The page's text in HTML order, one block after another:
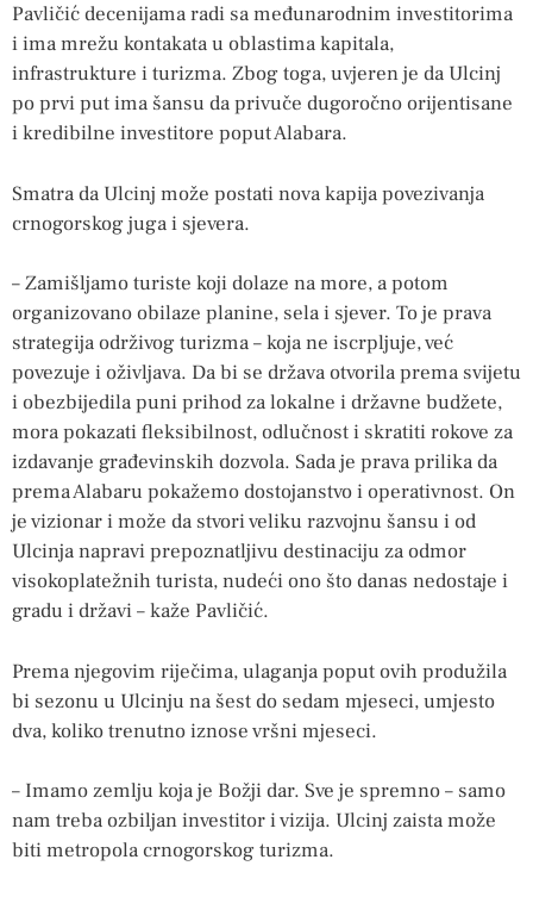
Pavličić decenijama radi sa međunarodnim investitorima
i ima mrežu kontakata u oblastima kapitala,
infrastrukture i turizma. Zbog toga, uvjeren je da Ulcinj
po prvi put ima šansu da privuče dugoročno orijentisane
i kredibilne investitore poput Alabara.
Smatra da Ulcinj može postati nova kapija povezivanja
crnogorskog juga i sjevera.
– Zamišljamo turiste koji dolaze na more, a potom
organizovano obilaze planine, sela i sjever. To je prava
strategija održivog turizma – koja ne iscrpljuje, već
povezuje i oživljava. Da bi se država otvorila prema svijetu
i obezbijedila puni prihod za lokalne i državne budžete,
mora pokazati fleksibilnost, odlučnost i skratiti rokove za
izdavanje građevinskih dozvola. Sada je prava prilika da
prema Alabaru pokažemo dostojanstvo i operativnost. On
je vizionar i može da stvori veliku razvojnu šansu i od
Ulcinja napravi prepoznatljivu destinaciju za odmor
visokoplatežnih turista, nudeći ono što danas nedostaje i
gradu i državi – kaže Pavličić.
Prema njegovim riječima, ulaganja poput ovih produžila
bi sezonu u Ulcinju na šest do sedam mjeseci, umjesto
dva, koliko trenutno iznose vršni mjeseci.
– Imamo zemlju koja je Božji dar. Sve je spremno – samo
nam treba ozbiljan investitor i vizija. Ulcinj zaista može
biti metropola crnogorskog turizma.